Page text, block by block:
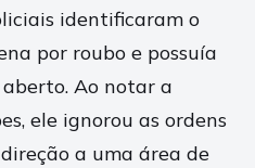
identificaram o
por roubo e possuía
Ao notar a
ele ignorou as ordens
a uma área de